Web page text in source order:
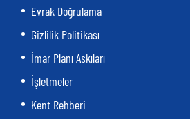
Evrak Doğrulama
Gizlilik Politikası
İmar Planı Askıları
İşletmeler
Kent Rehberi